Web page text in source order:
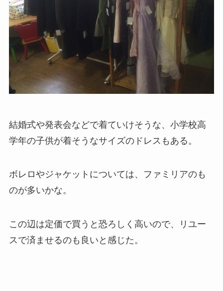
結婚式や発表会などで着ていけそうな、小学校高
学年の子供が着そうなサイズのドレスもある。
ボレロやジャケットについては、ファミリアのも
のが多いかな。
この辺は定価で買うと恐ろしく高いので、リユー
スで済ませるのも良いと感じた。